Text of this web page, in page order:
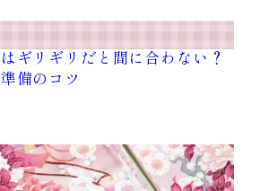
ギリギリだと間に合わない？
備のコツ